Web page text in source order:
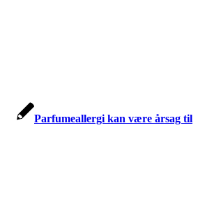
Parfumeallergi kan være årsag til